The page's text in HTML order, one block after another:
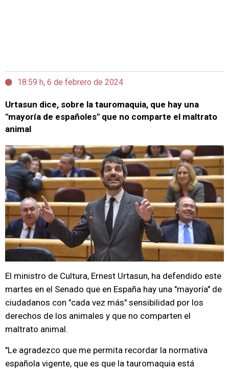
18:59 h, 6 de febrero de 2024
Urtasun dice, sobre la tauromaquia, que hay una
"mayoría de españoles" que no comparte el maltrato
animal
El ministro de Cultura, Ernest Urtasun, ha defendido este
martes en el Senado que en España hay una "mayoría" de
ciudadanos con "cada vez más" sensibilidad por los
derechos de los animales y que no comparten el
maltrato animal.
"Le agradezco que me permita recordar la normativa
española vigente, que es que la tauromaquia está